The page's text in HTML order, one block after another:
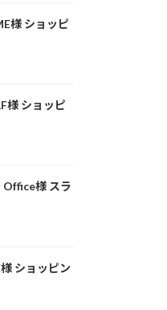
様 ショッピ
様 ショッピ
様 スラ
ショッピン